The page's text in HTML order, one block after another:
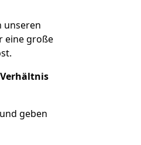
unseren
eine große
geben